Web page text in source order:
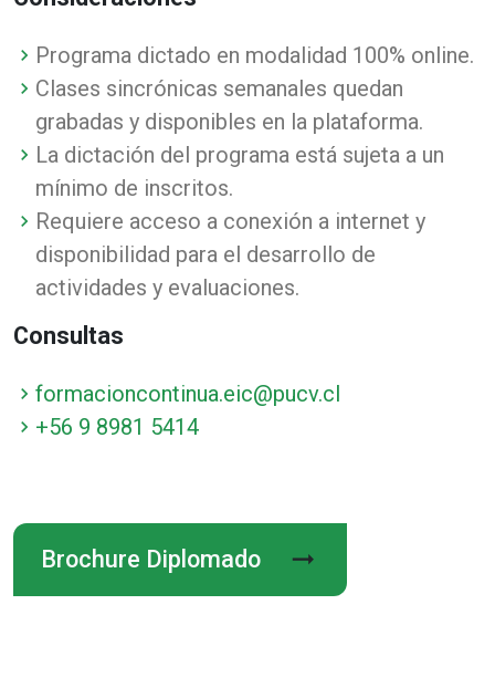
Programa dictado en modalidad 100% online.
Clases sincrónicas semanales quedan
grabadas y disponibles en la plataforma.
La dictación del programa está sujeta a un
mínimo de inscritos.
Requiere acceso a conexión a internet y
disponibilidad para el desarrollo de
actividades y evaluaciones.
Consultas
formacioncontinua.eic@pucv.cl
+56 9 8981 5414
Brochure Diplomado arrow_right_alt